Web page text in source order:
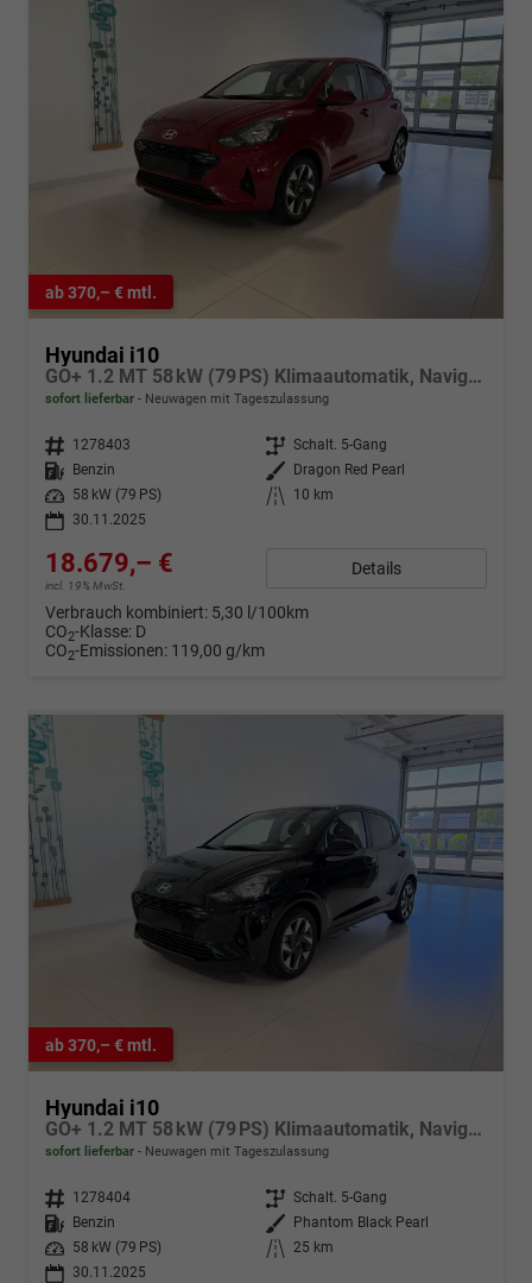
ab 370,– € mtl.
Hyundai i10
GO+ 1.2 MT 58 kW (79 PS) Klimaautomatik, Navigationssystem, Apple CarPlay & Android Auto, Sitzheizung, Lenkradheizung, Einparkhilfe hinten, Rückfahrkamera, Privacy Glass, 15" Leichtmetallfelgen, uvm.
sofort lieferbar Neuwagen mit Tageszulassung
Fahrzeugnr. 1278403 Getriebe Schalt. 5-Gang
Kraftstoff
Benzin Außenfarbe
Dragon Red Pearl
Leistung
58 kW (79 PS) Kilometerstand
10 km
30.11.2025
18.679,– €
incl. 19% MwSt.
Details
Verbrauch kombiniert: 5,30 l/100km
CO2-Klasse: D
CO2-Emissionen: 119,00 g/km
ab 370,– € mtl.
Hyundai i10
GO+ 1.2 MT 58 kW (79 PS) Klimaautomatik, Navigationssystem, Apple CarPlay & Android Auto, Sitzheizung, Lenkradheizung, Einparkhilfe hinten, Rückfahrkamera, Privacy Glass, 15" Leichtmetallfelgen, uvm.
sofort lieferbar Neuwagen mit Tageszulassung
Fahrzeugnr. 1278404 Getriebe Schalt. 5-Gang
Kraftstoff
Benzin Außenfarbe
Phantom Black Pearl
Leistung
58 kW (79 PS) Kilometerstand
25 km
30.11.2025